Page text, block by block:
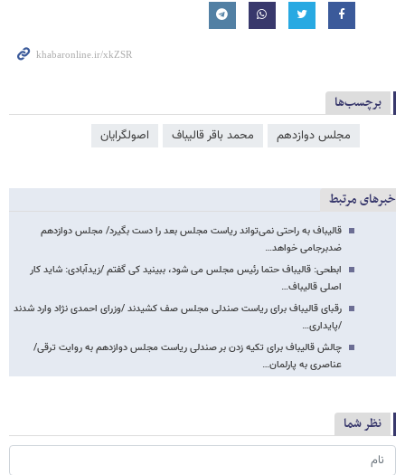
برچسب‌ها
مجلس دوازدهم محمد باقر قالیباف اصولگرایان
خبرهای مرتبط
قالیباف به راحتی نمی‌تواند ریاست مجلس بعد را دست بگیرد/ مجلس دوازدهم
ضدبرجامی خواهد…
ابطحی: قالیباف حتما رئیس مجلس می شود، ببینید کی گفتم /زیدآبادی: شاید کار
اصلی قالیباف…
رقبای قالیباف برای ریاست صندلی مجلس صف کشیدند /وزرای احمدی نژاد وارد شدند
/پایداری…
چالش قالیباف برای تکیه زدن بر صندلی ریاست مجلس دوازدهم به روایت ترقی/
عناصری به پارلمان…
نظر شما